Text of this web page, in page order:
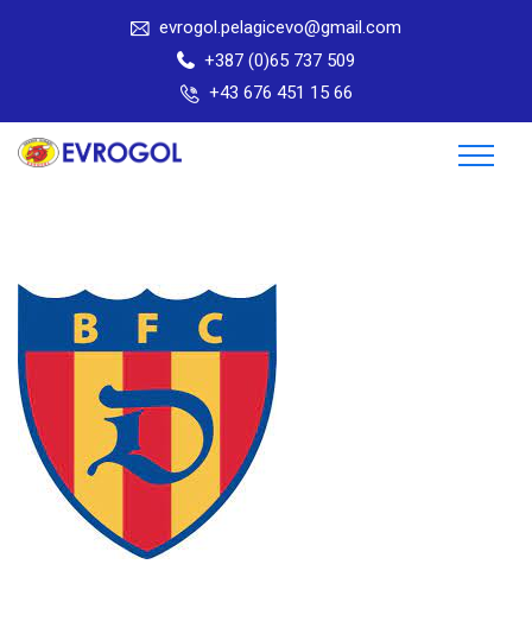
evrogol.pelagicevo@gmail.com
+387 (0)65 737 509
+43 676 451 15 66